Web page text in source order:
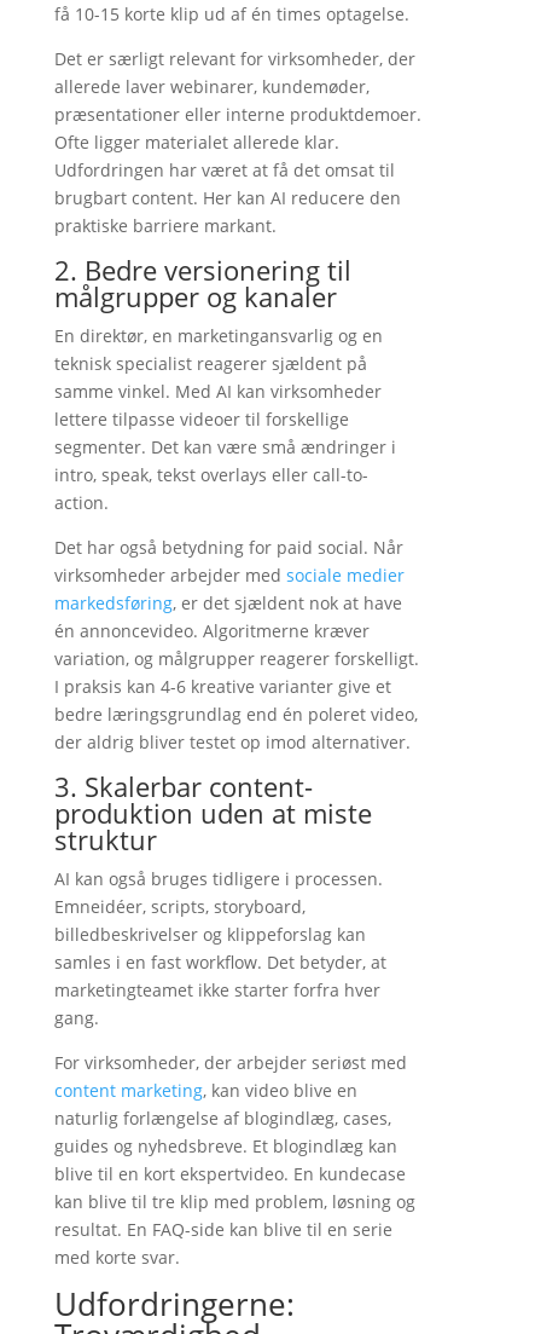
få 10-15 korte klip ud af én times optagelse.
Det er særligt relevant for virksomheder, der
allerede laver webinarer, kundemøder,
præsentationer eller interne produktdemoer.
Ofte ligger materialet allerede klar.
Udfordringen har været at få det omsat til
brugbart content. Her kan AI reducere den
praktiske barriere markant.
2. Bedre versionering til
målgrupper og kanaler
En direktør, en marketingansvarlig og en
teknisk specialist reagerer sjældent på
samme vinkel. Med AI kan virksomheder
lettere tilpasse videoer til forskellige
segmenter. Det kan være små ændringer i
intro, speak, tekst overlays eller call-to-
action.
Det har også betydning for paid social. Når
virksomheder arbejder med sociale medier
markedsføring, er det sjældent nok at have
én annoncevideo. Algoritmerne kræver
variation, og målgrupper reagerer forskelligt.
I praksis kan 4-6 kreative varianter give et
bedre læringsgrundlag end én poleret video,
der aldrig bliver testet op imod alternativer.
3. Skalerbar content-
produktion uden at miste
struktur
AI kan også bruges tidligere i processen.
Emneidéer, scripts, storyboard,
billedbeskrivelser og klippeforslag kan
samles i en fast workflow. Det betyder, at
marketingteamet ikke starter forfra hver
gang.
For virksomheder, der arbejder seriøst med
content marketing, kan video blive en
naturlig forlængelse af blogindlæg, cases,
guides og nyhedsbreve. Et blogindlæg kan
blive til en kort ekspertvideo. En kundecase
kan blive til tre klip med problem, løsning og
resultat. En FAQ-side kan blive til en serie
med korte svar.
Udfordringerne: